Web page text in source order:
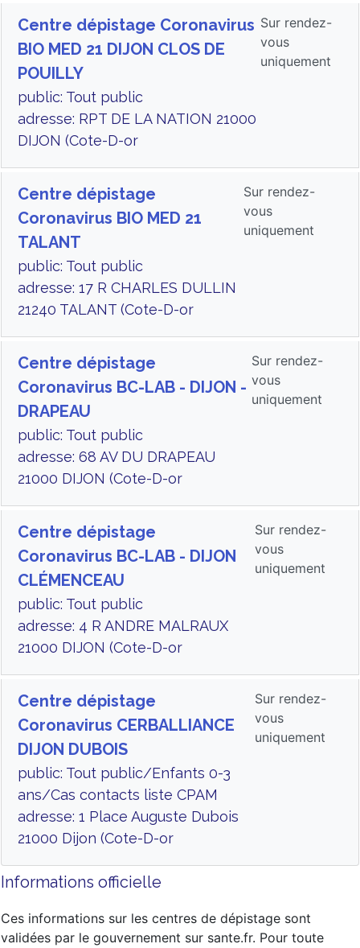
Centre dépistage Coronavirus
BIO MED 21 DIJON CLOS DE
POUILLY
public: Tout public
adresse: RPT DE LA NATION 21000
DIJON (Cote-D-or
Sur rendez-
vous
uniquement
Centre dépistage
Coronavirus BIO MED 21
TALANT
public: Tout public
adresse: 17 R CHARLES DULLIN
21240 TALANT (Cote-D-or
Sur rendez-
vous
uniquement
Centre dépistage
Coronavirus BC-LAB - DIJON -
DRAPEAU
public: Tout public
adresse: 68 AV DU DRAPEAU
21000 DIJON (Cote-D-or
Sur rendez-
vous
uniquement
Centre dépistage
Coronavirus BC-LAB - DIJON
CLÉMENCEAU
public: Tout public
adresse: 4 R ANDRE MALRAUX
21000 DIJON (Cote-D-or
Sur rendez-
vous
uniquement
Centre dépistage
Coronavirus CERBALLIANCE
DIJON DUBOIS
public: Tout public/Enfants 0-3
ans/Cas contacts liste CPAM
adresse: 1 Place Auguste Dubois
21000 Dijon (Cote-D-or
Sur rendez-
vous
uniquement
Informations officielle
Ces informations sur les centres de dépistage sont
validées par le gouvernement sur sante.fr. Pour toute